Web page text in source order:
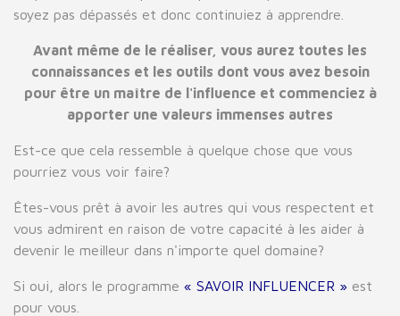
soyez pas dépassés et donc continuiez à apprendre.
Avant même de le réaliser, vous aurez toutes les
connaissances et les outils dont vous avez besoin
pour être un maître de l'influence et commenciez à
apporter une valeurs immenses autres
Est-ce que cela ressemble à quelque chose que vous
pourriez vous voir faire?
Êtes-vous prêt à avoir les autres qui vous respectent et
vous admirent en raison de votre capacité à les aider à
devenir le meilleur dans n'importe quel domaine?
Si oui, alors le programme « SAVOIR INFLUENCER » est
pour vous.